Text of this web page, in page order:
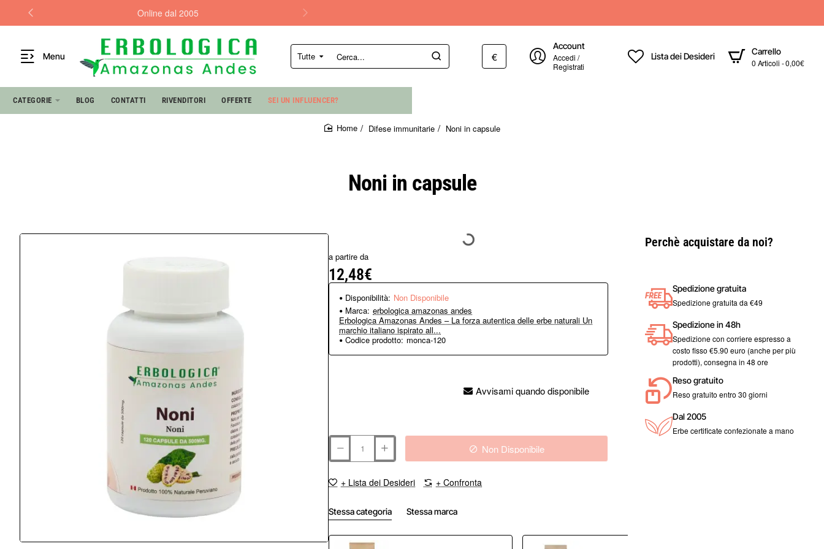
Online dal 2005
Menu Tutte
Cerca... €
Account
Accedi /
Registrati
Lista dei Desideri
Carrello
0 Articoli - 0,00€
CATEGORIE BLOG CONTATTI RIVENDITORI OFFERTE SEI UN INFLUENCER?
Noni in capsule
Difese immunitarie Noni in capsule
a partire da
12,48€
Disponibilità: Non Disponibile
Marca: erbologica amazonas andes
Erbologica Amazonas Andes – La forza autentica delle erbe naturali Un
marchio italiano ispirato all...
Codice prodotto: monca-120
Avvisami quando disponibile
Non Disponibile
+ Lista dei Desideri + Confronta
Stessa categoria Stessa marca
Perchè acquistare da noi?
Spedizione gratuita
Spedizione gratuita da €49
Spedizione in 48h
Spedizione con corriere espresso a
costo fisso €5.90 euro (anche per più
prodotti), consegna in 48 ore
Reso gratuito
Reso gratuito entro 30 giorni
Dal 2005
Erbe certificate confezionate a mano